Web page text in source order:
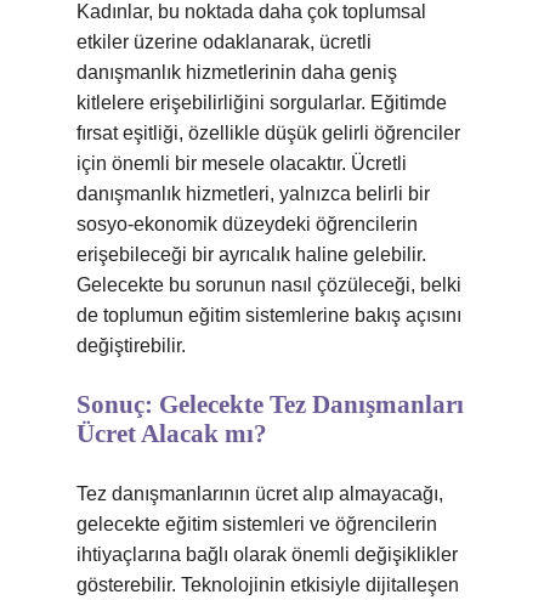
Kadınlar, bu noktada daha çok toplumsal
etkiler üzerine odaklanarak, ücretli
danışmanlık hizmetlerinin daha geniş
kitlelere erişebilirliğini sorgularlar. Eğitimde
fırsat eşitliği, özellikle düşük gelirli öğrenciler
için önemli bir mesele olacaktır. Ücretli
danışmanlık hizmetleri, yalnızca belirli bir
sosyo-ekonomik düzeydeki öğrencilerin
erişebileceği bir ayrıcalık haline gelebilir.
Gelecekte bu sorunun nasıl çözüleceği, belki
de toplumun eğitim sistemlerine bakış açısını
değiştirebilir.
Sonuç: Gelecekte Tez Danışmanları
Ücret Alacak mı?
Tez danışmanlarının ücret alıp almayacağı,
gelecekte eğitim sistemleri ve öğrencilerin
ihtiyaçlarına bağlı olarak önemli değişiklikler
gösterebilir. Teknolojinin etkisiyle dijitalleşen